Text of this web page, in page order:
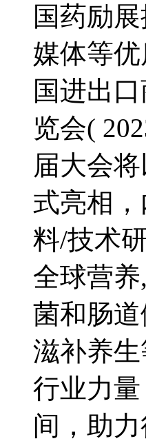
国药励
媒体等
国进出
览会(
届大会
式亮相
料/技术
全球营
菌和肠
滋补养
行业力
间，助